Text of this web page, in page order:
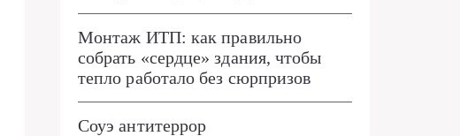
Монтаж ИТП: как правильно
собрать «сердце» здания, чтобы
тепло работало без сюрпризов
Соуэ антитеррор